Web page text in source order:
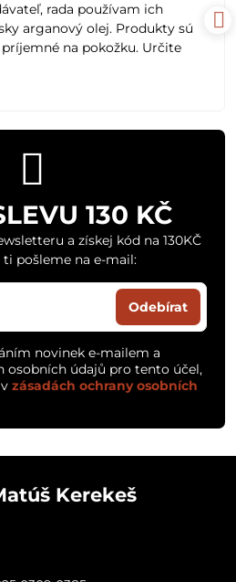
5 rada používam ich
arganový olej. Produkty sú
na pokožku. Určite
130 KČ
a získej kód na 130KČ
ti pošleme na e-mail:
Odebírat
novinek e-mailem a
osobních údajů pro tento účel,
zásadách ochrany osobních
Kerekeš